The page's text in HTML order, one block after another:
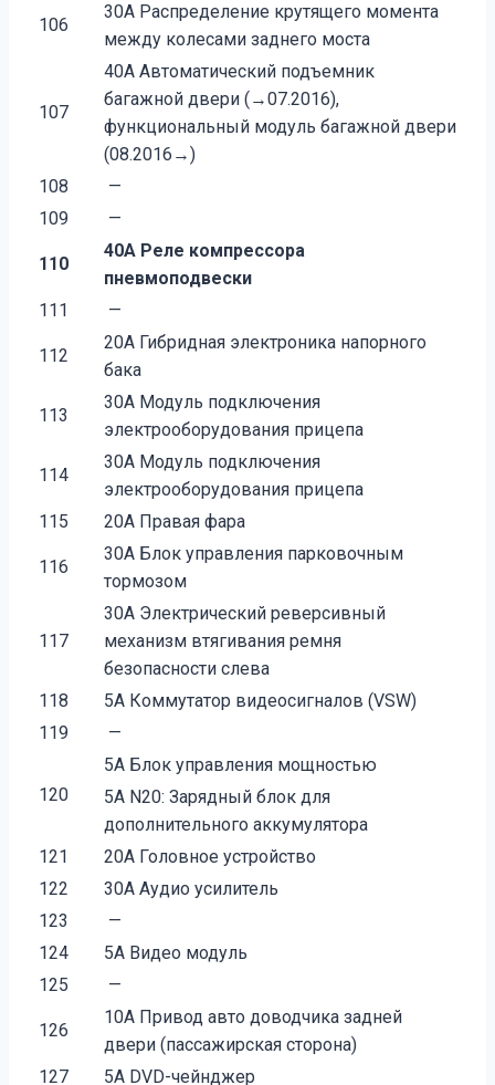
106
30A Распределение крутящего момента
между колесами заднего моста
107
40A Автоматический подъемник
багажной двери (→07.2016),
функциональный модуль багажной двери
(08.2016→)
108
—
109
—
110
40A Реле компрессора
пневмоподвески
111
—
112
20A Гибридная электроника напорного
бака
113
30A Модуль подключения
электрооборудования прицепа
114
30A Модуль подключения
электрооборудования прицепа
115
20A Правая фара
116
30A Блок управления парковочным
тормозом
117
30A Электрический реверсивный
механизм втягивания ремня
безопасности слева
118
5A Коммутатор видеосигналов (VSW)
119
—
120
5A Блок управления мощностью
5A N20: Зарядный блок для
дополнительного аккумулятора
121
20A Головное устройство
122
30A Аудио усилитель
123
—
124
5A Видео модуль
125
—
126
10A Привод авто доводчика задней
двери (пассажирская сторона)
127
5A DVD-чейнджер